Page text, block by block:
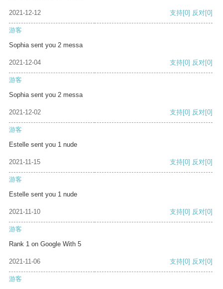
2021-12-12 支持[0] 反对[0]
游客
Sophia sent you 2 messa
2021-12-04 支持[0] 反对[0]
游客
Sophia sent you 2 messa
2021-12-02 支持[0] 反对[0]
游客
Estelle sent you 1 nude
2021-11-15 支持[0] 反对[0]
游客
Estelle sent you 1 nude
2021-11-10 支持[0] 反对[0]
游客
Rank 1 on Google With 5
2021-11-06 支持[0] 反对[0]
游客